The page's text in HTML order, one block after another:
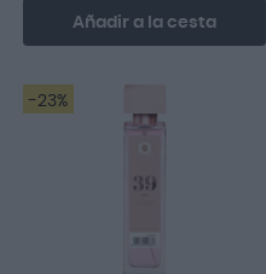
Añadir a la cesta
-23%